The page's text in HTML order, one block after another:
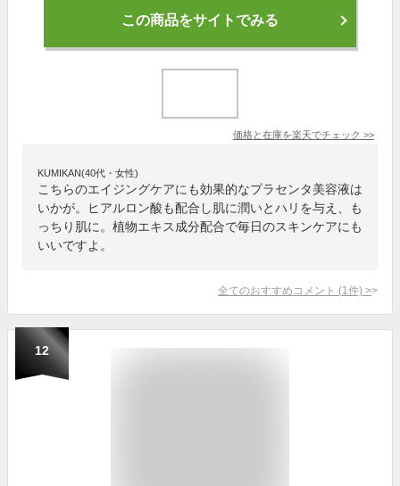
この商品をサイトでみる
価格と在庫を楽天でチェック >>
KUMIKAN(40代・女性)
こちらのエイジングケアにも効果的なプラセンタ美容液は
いかが。ヒアルロン酸も配合し肌に潤いとハリを与え、も
っちり肌に。植物エキス成分配合で毎日のスキンケアにも
いいですよ。
全てのおすすめコメント (1 件) >
12